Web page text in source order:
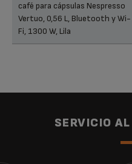
café para cápsulas Nespresso
Vertuo, 0,56 L, Bluetooth y Wi-
Fi, 1300 W, Lila
SERVICIO